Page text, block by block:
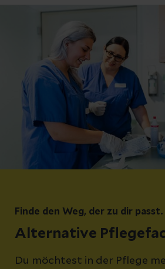
Finde den Weg, der zu dir passt.
Alternative
Du möchtest in der Pflege